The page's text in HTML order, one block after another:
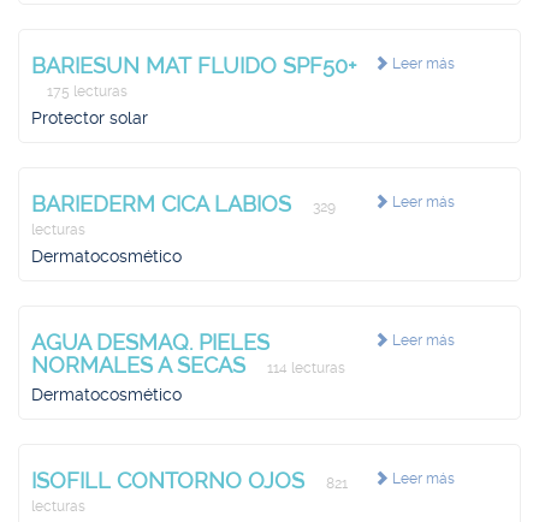
Leer más
BARIESUN MAT FLUIDO SPF50+
175 lecturas
Protector solar
Leer más
BARIEDERM CICA LABIOS
329
lecturas
Dermatocosmético
Leer más
AGUA DESMAQ. PIELES
NORMALES A SECAS
114 lecturas
Dermatocosmético
Leer más
ISOFILL CONTORNO OJOS
821
lecturas